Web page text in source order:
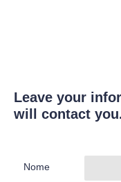
Leave your
will contact
Nome